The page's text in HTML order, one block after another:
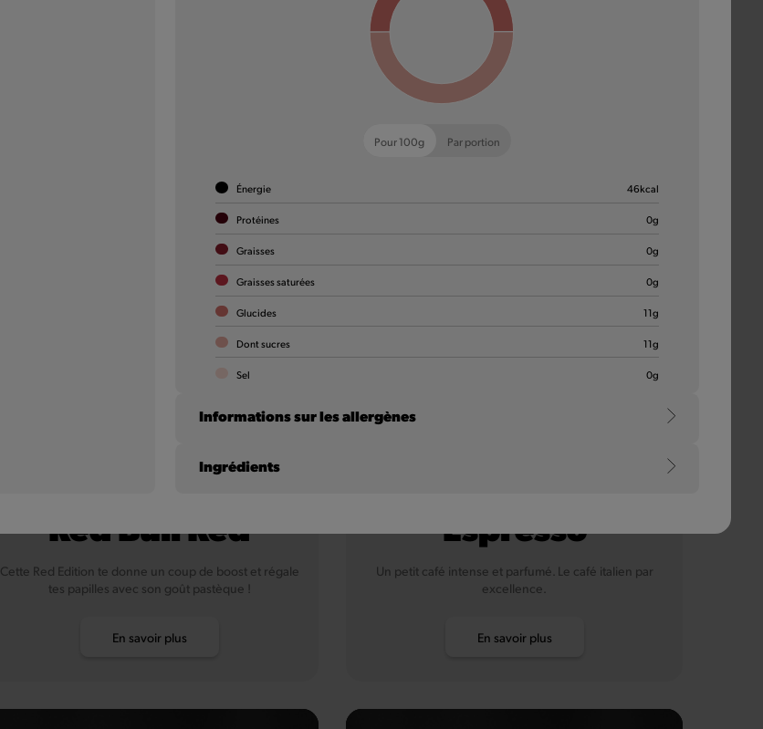
Red Bull
Envie d’un coup de boost ? Avec cette boisson
énergisante, tu vas être en pleine forme pour le reste
Red Bull Red
Cette Red Edition te donne un coup de boost et régale
tes papilles avec son goût pastèque !
En savoir plus
Espresso
Un petit café intense et parfumé. Le café italien par
excellence.
En savoir plus
Pour 100g Par portion
Énergie 46kcal
Protéines 0g
Graisses 0g
Graisses saturées 0g
Glucides 11g
Dont sucres 11g
Sel 0g
Informations sur les allergènes
Ingrédients